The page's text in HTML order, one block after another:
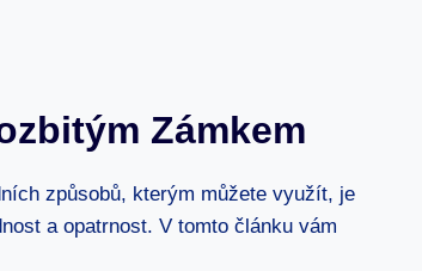
Zámkem
způsobů, kterým můžete využít, je
a opatrnost. V tomto článku vám